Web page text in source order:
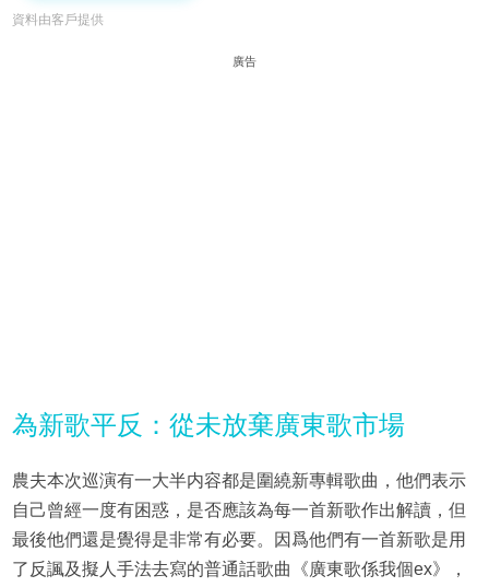
資料由客戶提供
廣告
為新歌平反：從未放棄廣東歌市場
農夫本次巡演有一大半内容都是圍繞新專輯歌曲，他們表示
自己曾經一度有困惑，是否應該為每一首新歌作出解讀，但
最後他們還是覺得是非常有必要。因爲他們有一首新歌是用
了反諷及擬人手法去寫的普通話歌曲《廣東歌係我個ex》，